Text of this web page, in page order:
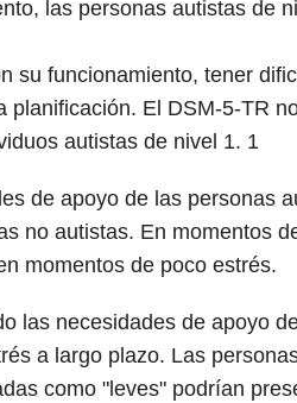
las personas autistas de
su funcionamiento, tener
El DSM-5-TR
autistas de nivel 1. 1
de apoyo de las personas
no autistas. En momentos
momentos de poco estrés.
las necesidades de apoyo
a largo plazo. Las
como "leves" podrían